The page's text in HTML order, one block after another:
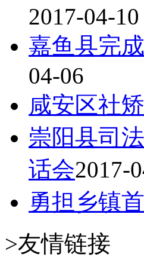
2017-04-10
嘉鱼县完
04-06
咸安区社
崇阳县司
话会2017-
勇担乡镇
>友情链接